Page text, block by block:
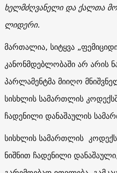
ხელმძღვანელი და ქალთა
ლიდერი.
მართალია, სიტყვა
კანონმდებლობაში არ არის
პარლამენტმა მიიღო
სისხლის სამართლის
ჩადენილი დანაშაულის
სისხლის სამართლის
ნიშნით ჩადენილი